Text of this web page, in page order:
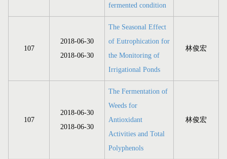
fermented condition
107
2018-06-30
2018-06-30
The Seasonal Effect
of Eutrophication for
the Monitoring of
Irrigational Ponds
林俊宏
107
2018-06-30
2018-06-30
The Fermentation of
Weeds for
Antioxidant
Activities and Total
Polyphenols
林俊宏